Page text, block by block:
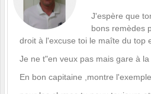
J'espère que
bons remèdes
droit à l'excuse toi le maîte du top
Je ne t"en veux pas mais gare à
En bon capitaine ,montre